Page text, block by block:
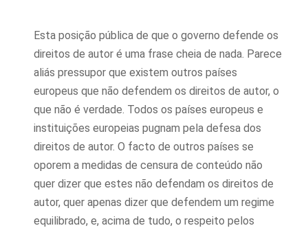
Esta posição pública de que o governo defende os
direitos de autor é uma frase cheia de nada. Parece
aliás pressupor que existem outros países
europeus que não defendem os direitos de autor, o
que não é verdade. Todos os países europeus e
instituições europeias pugnam pela defesa dos
direitos de autor. O facto de outros países se
oporem a medidas de censura de conteúdo não
quer dizer que estes não defendam os direitos de
autor, quer apenas dizer que defendem um regime
equilibrado, e, acima de tudo, o respeito pelos